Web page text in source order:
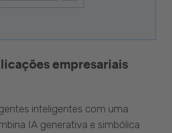
empresariais
inteligentes com uma
IA generativa e simbólica